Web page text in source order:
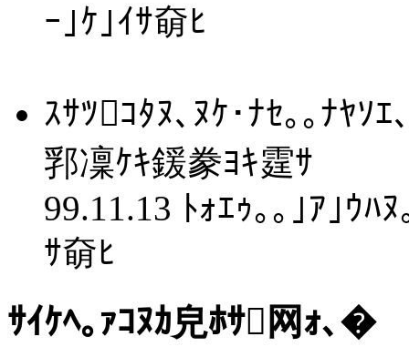
ｰ｣ｹ｣ｲｻ奛ﾋ
ｽｻﾂｺﾀﾇ､ﾇｹ･ﾅｾ｡｡ﾅﾔｿ
郛凜ｹｷ鍰豢ﾖｷ霆ｻ
99.11.13 ﾄｫｴｩ｡｡｣ｱ｣ｳﾊ
ｻ奛ﾋ
ｻｲｹﾍ｡ｧｺﾇｶ皃ﾎｻ网ｫ､�